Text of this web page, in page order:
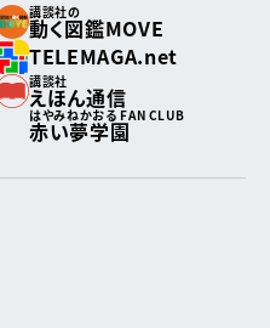
講談社の
動く図鑑MOVE
TELEMAGA.net
講談社
えほん通信
はやみねかおる FAN CLUB
赤い夢学園